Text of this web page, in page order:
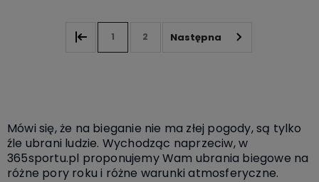
1 2
Mówi się, że na bieganie nie ma złej pogody, są tylko
źle ubrani ludzie. Wychodząc naprzeciw, w
365sportu.pl proponujemy Wam ubrania biegowe na
różne pory roku i różne warunki atmosferyczne.